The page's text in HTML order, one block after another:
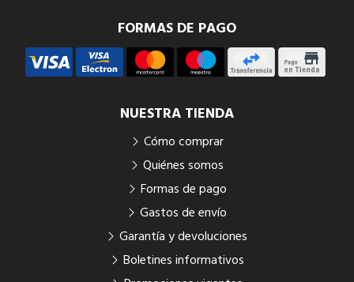
FORMAS DE PAGO
NUESTRA TIENDA
Cómo comprar
Quiénes somos
Formas de pago
Gastos de envío
Garantía y devoluciones
Boletines informativos